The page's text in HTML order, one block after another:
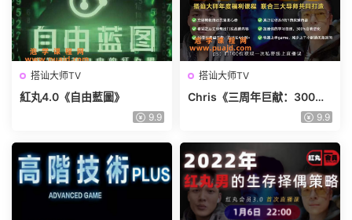
搭讪大师TV
紅丸4.0《自由藍圖》
9.9
搭讪大师TV
Chris《三周年巨献：300%
9.9